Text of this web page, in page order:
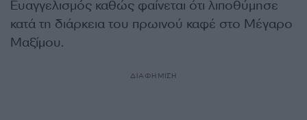
Ευαγγελισμός καθώς φαίνεται ότι λιποθύμησε
κατά τη διάρκεια του πρωινού καφέ στο Μέγαρο
Μαξίμου.
ΔΙΑΦΗΜΙΣΗ